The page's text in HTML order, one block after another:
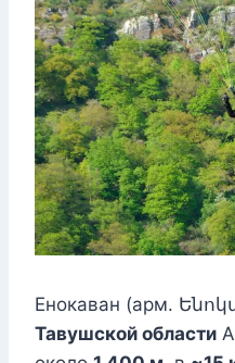
Енокаван (арм.
Тавушской области